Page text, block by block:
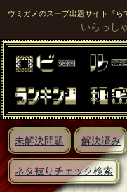
ウミガメのスープ出題サイト『ら
いらっし
未解決問題 解決済み
ネタ被りチェック検索